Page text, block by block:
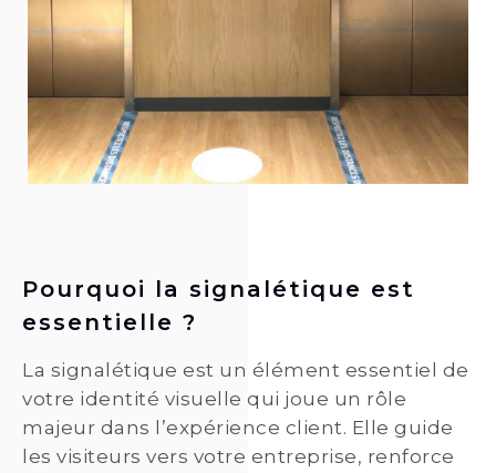
Pourquoi la signalétique est
essentielle ?
La signalétique est un élément essentiel de
votre identité visuelle qui joue un rôle
majeur dans l’expérience client. Elle guide
les visiteurs vers votre entreprise, renforce